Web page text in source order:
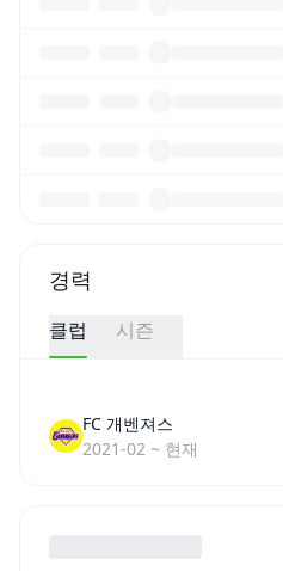
경력
클럽 시즌
FC 개벤져스
2021-02 ~ 현재